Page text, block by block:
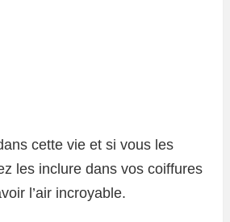
cette vie et si vous les
les inclure dans vos coiffures
l’air incroyable.